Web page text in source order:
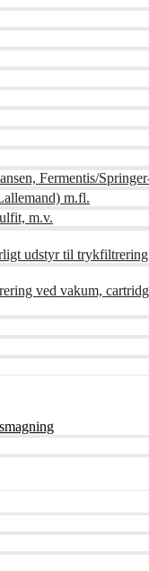
Fermentis/
m.fl.
m.v.
udstyr til
ved vakum,